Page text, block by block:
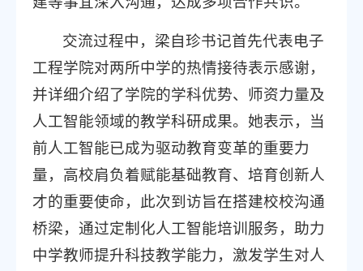
交流过程中，梁自珍书记首先代表电子
工程学院对两所中学的热情接待表示感谢，
并详细介绍了学院的学科优势、师资力量及
人工智能领域的教学科研成果。她表示，当
前人工智能已成为驱动教育变革的重要力
量，高校肩负着赋能基础教育、培育创新人
才的重要使命，此次到访旨在搭建校校沟通
桥梁，通过定制化人工智能培训服务，助力
中学教师提升科技教学能力，激发学生对人